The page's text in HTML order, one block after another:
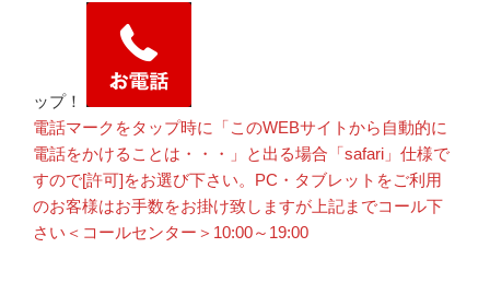
ップ！
電話マークをタップ時に「このWEBサイトから自動的に
電話をかけることは・・・」と出る場合「safari」仕様で
すので[許可]をお選び下さい。PC・タブレットをご利用
のお客様はお手数をお掛け致しますが上記までコール下
さい＜コールセンター＞10:00～19:00